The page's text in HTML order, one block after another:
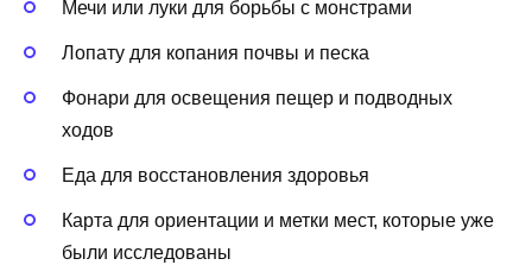
Мечи или луки для борьбы с монстрами
Лопату для копания почвы и песка
Фонари для освещения пещер и подводных
ходов
Еда для восстановления здоровья
Карта для ориентации и метки мест, которые уже
были исследованы